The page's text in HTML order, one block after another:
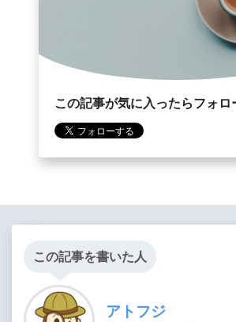
この記事が気に入ったらフォロ
この記事を書いた人
アトフジ